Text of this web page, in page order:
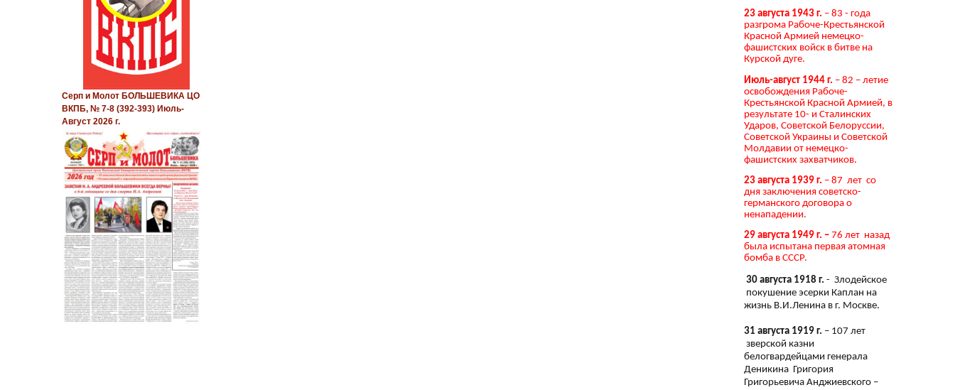
Серп и Молот БОЛЬШЕВИКА ЦО
ВКПБ, № 7-8 (392-393) Июль-
Август 2026 г.
23 августа 1943 г. – 83 - года
разгрома Рабоче-Крестьянской
Красной Армией немецко-
фашистских войск в битве на
Курской дуге.
Июль-август 1944 г. – 82 – летие
освобождения Рабоче-
Крестьянской Красной Армией, в
результате 10- и Сталинских
Ударов, Советской Белоруссии,
Советской Украины и Советской
Молдавии от немецко-
фашистских захватчиков.
23 августа 1939 г. – 87 лет со
дня заключения советско-
германского договора о
ненападении.
29 августа 1949 г. – 76 лет назад
была испытана первая атомная
бомба в СССР.
30 августа 1918 г. - Злодейское
покушение эсерки Каплан на
жизнь В.И.Ленина в г. Москве.
31 августа 1919 г. – 107 лет
зверской казни
белогвардейцами генерала
Деникина Григория
Григорьевича Анджиевского –